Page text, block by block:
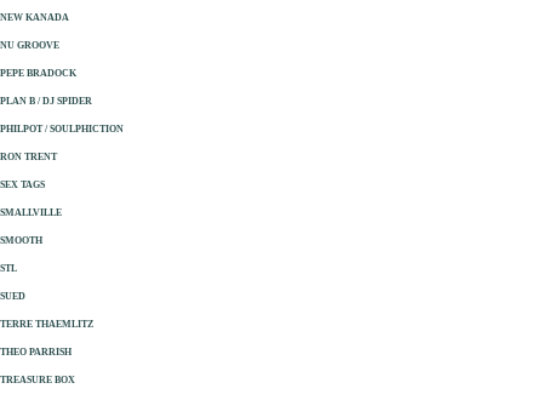
NEW KANADA
NU GROOVE
PEPE BRADOCK
PLAN B / DJ SPIDER
PHILPOT / SOULPHICTION
RON TRENT
SEX TAGS
SMALLVILLE
SMOOTH
STL
SUED
TERRE THAEMLITZ
THEO PARRISH
TREASURE BOX